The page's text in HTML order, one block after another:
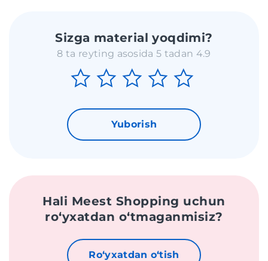
Sizga material yoqdimi?
8 ta reyting asosida 5 tadan 4.9
Yuborish
Hali Meest Shopping uchun
roʻyxatdan oʻtmaganmisiz?
Roʻyxatdan oʻtish